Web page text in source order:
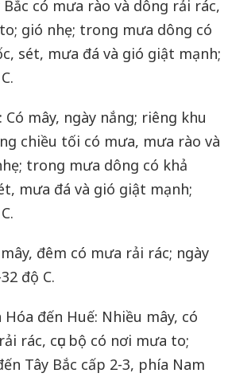
có mưa rào và dông rải rác,
gió nhẹ; trong mưa dông có
sét, mưa đá và gió giật mạnh;
Có mây, ngày nắng; riêng khu
chiều tối có mưa, mưa rào và
trong mưa dông có khả
mưa đá và gió giật mạnh;
đêm có mưa rải rác; ngày
độ C.
đến Huế: Nhiều mây, có
rác, cục bộ có nơi mưa to;
Tây Bắc cấp 2-3, phía Nam